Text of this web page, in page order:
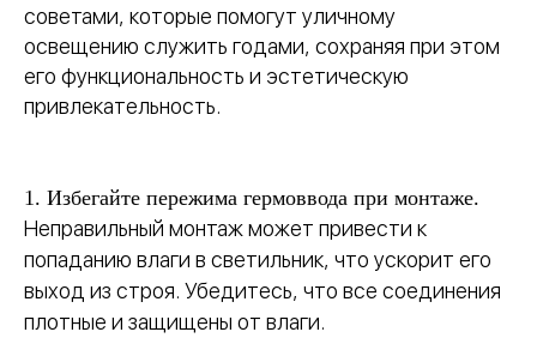
советами, которые помогут уличному
освещению служить годами, сохраняя при этом
его функциональность и эстетическую
привлекательность.
1. Избегайте пережима гермоввода при монтаже.
Неправильный монтаж может привести к
попаданию влаги в светильник, что ускорит его
выход из строя. Убедитесь, что все соединения
плотные и защищены от влаги.